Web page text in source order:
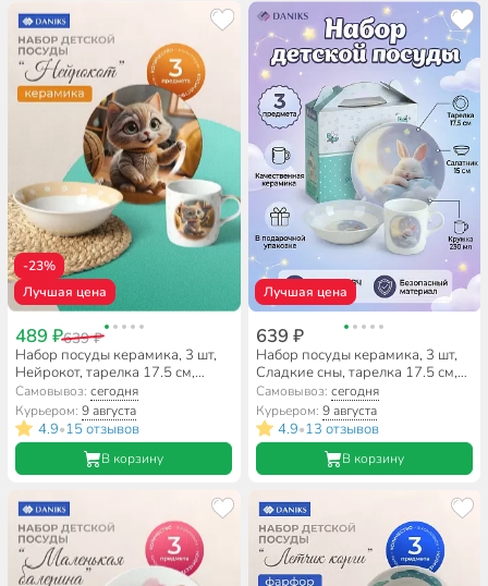
-23%
Лучшая цена
489 ₽639 ₽
Набор посуды керамика, 3 шт,
Нейрокот, тарелка 17.5 см,
салатник 15 см, кружка 230 мл,
Daniks, C1007
Самовывоз:сегодня
Курьером:9 августа
4.9•15 отзывов
В корзину
Лучшая цена
639 ₽
Набор посуды керамика, 3 шт,
Сладкие сны, тарелка 17.5 см,
салатник 15 см, кружка 230 мл,
Daniks, C1010
Самовывоз: сегодня
Курьером: 9 августа
4.9•13 отзывов
В корзину